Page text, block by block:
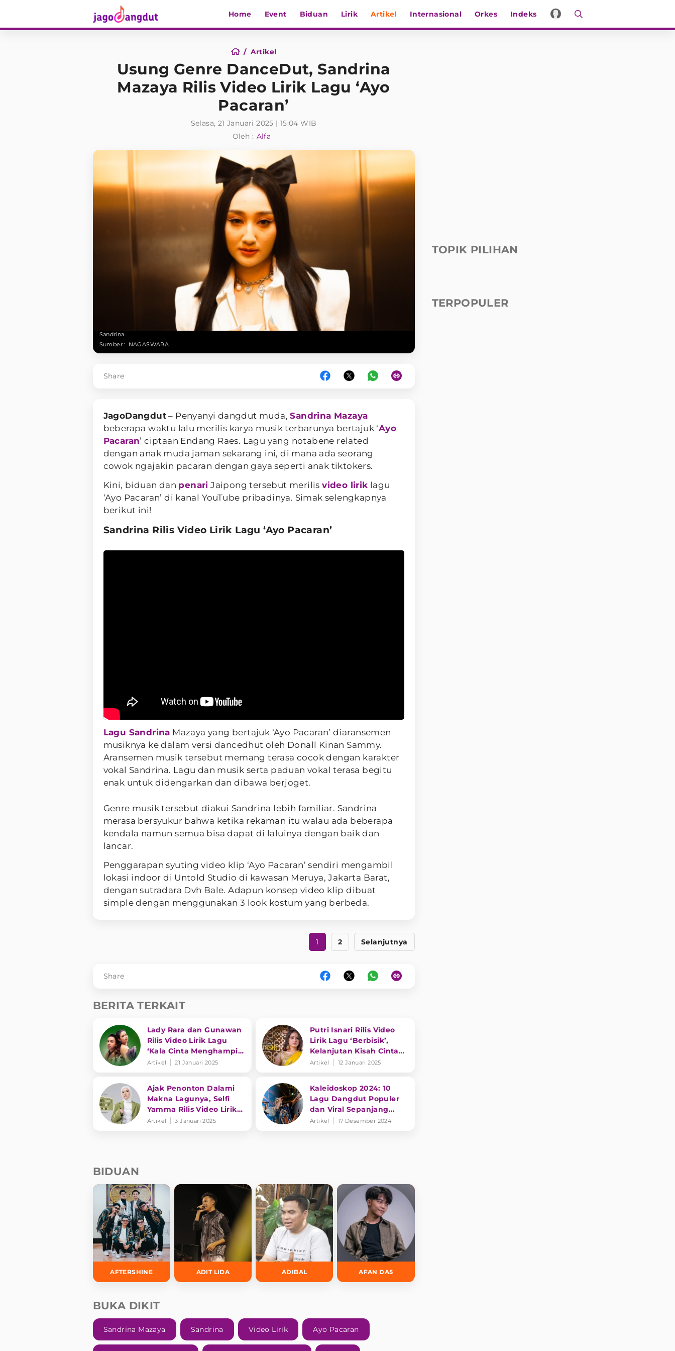
Home Event Biduan Lirik Artikel Internasional Orkes Indeks
Artikel
Usung Genre DanceDut, Sandrina
Mazaya Rilis Video Lirik Lagu ‘Ayo
Pacaran’
Selasa, 21 Januari 2025 | 15:04 WIB
Oleh : Alfa
Sandrina
Sumber : NAGASWARA
Share
JagoDangdut– Penyanyi dangdut muda,Sandrina Mazaya
beberapa waktu lalu merilis karya musik terbarunya bertajuk ‘Ayo
Pacaran’ ciptaan Endang Raes. Lagu yang notabene related
dengan anak muda jaman sekarang ini, di mana ada seorang
cowok ngajakin pacaran dengan gaya seperti anak tiktokers.
Kini, biduan dan penari Jaipong tersebut merilisvideo lirik lagu
‘Ayo Pacaran’ di kanal YouTube pribadinya. Simak selengkapnya
berikut ini!
Sandrina Rilis Video Lirik Lagu ‘Ayo Pacaran’
Lagu Sandrina Mazaya yang bertajuk ‘Ayo Pacaran’ diaransemen
musiknya ke dalam versi dancedhut oleh Donall Kinan Sammy.
Aransemen musik tersebut memang terasa cocok dengan karakter
vokal Sandrina. Lagu dan musik serta paduan vokal terasa begitu
enak untuk didengarkan dan dibawa berjoget.
Genre musik tersebut diakui Sandrina lebih familiar. Sandrina
merasa bersyukur bahwa ketika rekaman itu walau ada beberapa
kendala namun semua bisa dapat di laluinya dengan baik dan
lancar.
Penggarapan syuting video klip ‘Ayo Pacaran’ sendiri mengambil
lokasi indoor di Untold Studio di kawasan Meruya, Jakarta Barat,
dengan sutradara Dvh Bale. Adapun konsep video klip dibuat
simple dengan menggunakan 3 look kostum yang berbeda.
1 2 Selanjutnya
Share
BERITA TERKAIT
Lady Rara dan Gunawan
Rilis Video Lirik Lagu
‘Kala Cinta Menghampiri
Jiwa’
Artikel 21 Januari 2025
Putri Isnari Rilis Video
Lirik Lagu ‘Berbisik’,
Kelanjutan Kisah Cinta
Penuh Rahasia
Artikel 12 Januari 2025
Ajak Penonton Dalami
Makna Lagunya, Selfi
Yamma Rilis Video Lirik
Single ‘Bukan Selembar
Artikel 3 Januari 2025
Kaleidoskop 2024: 10
Lagu Dangdut Populer
dan Viral Sepanjang
Tahun Ini, Ada Favorit
Artikel 17 Desember 2024
BIDUAN
AFTERSHINE ADIT LIDA ADIBAL AFAN DA5
BUKA DIKIT
Sandrina Mazaya Sandrina Video Lirik Ayo Pacaran
TOPIK PILIHAN
TERPOPULER